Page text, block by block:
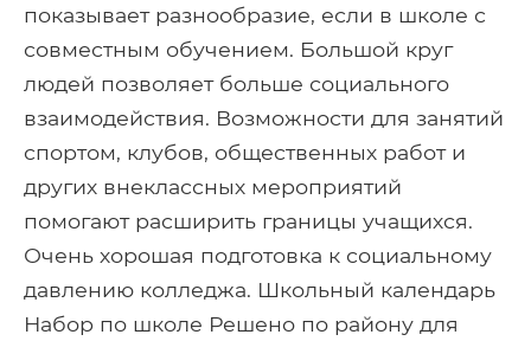
показывает разнообразие, если в школе с
совместным обучением. Большой круг
людей позволяет больше социального
взаимодействия. Возможности для занятий
спортом, клубов, общественных работ и
других внеклассных мероприятий
помогают расширить границы учащихся.
Очень хорошая подготовка к социальному
давлению колледжа. Школьный календарь
Набор по школе Решено по району для